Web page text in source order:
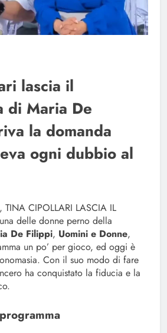
lascia il
di Maria De
la domanda
ogni dubbio al
CIPOLLARI LASCIA IL
delle donne perno della
De Filippi, Uomini e Donne,
un po’ per gioco, ed oggi è
Con il suo modo di fare
ha conquistato la fiducia e la